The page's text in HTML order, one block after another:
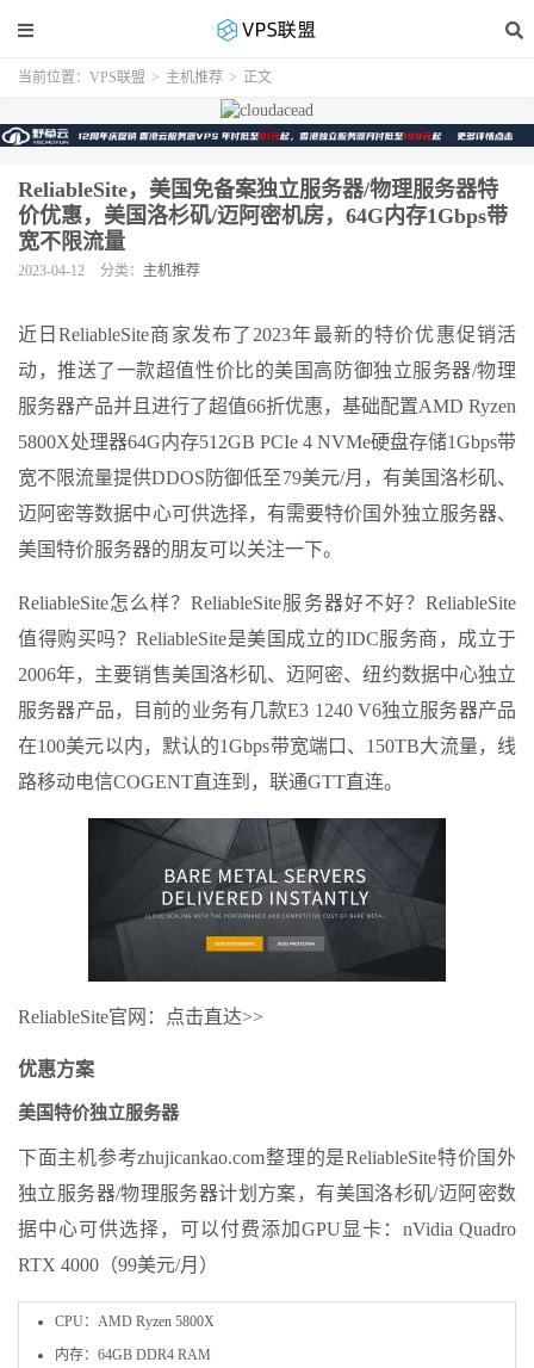
当前位置： VPS联盟 > 主机推荐 > 正文
ReliableSite，美国免备案独立服务器/物理服务器特
价优惠，美国洛杉矶/迈阿密机房，64G内存1Gbps带
宽不限流量
2023-04-12 分类： 主机推荐
近日ReliableSite商家发布了2023年最新的特价优惠促销活
动，推送了一款超值性价比的美国高防御独立服务器/物理
服务器产品并且进行了超值66折优惠，基础配置AMD Ryzen
5800X处理器64G内存512GB PCIe 4 NVMe硬盘存储1Gbps带
宽不限流量提供DDOS防御低至79美元/月，有美国洛杉矶、
迈阿密等数据中心可供选择，有需要特价国外独立服务器、
美国特价服务器的朋友可以关注一下。
ReliableSite怎么样？ReliableSite服务器好不好？ReliableSite
值得购买吗？ReliableSite是美国成立的IDC服务商，成立于
2006年，主要销售美国洛杉矶、迈阿密、纽约数据中心独立
服务器产品，目前的业务有几款E3 1240 V6独立服务器产品
在100美元以内，默认的1Gbps带宽端口、150TB大流量，线
路移动电信COGENT直连到，联通GTT直连。
ReliableSite官网：点击直达>>
优惠方案
美国特价独立服务器
下面主机参考zhujicankao.com整理的是ReliableSite特价国外
独立服务器/物理服务器计划方案，有美国洛杉矶/迈阿密数
据中心可供选择，可以付费添加GPU显卡：nVidia Quadro
RTX 4000（99美元/月）
CPU：AMD Ryzen 5800X
内存：64GB DDR4 RAM